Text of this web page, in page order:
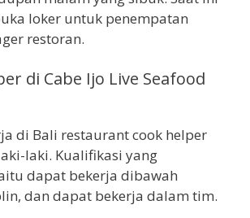
loker untuk penempatan
restoran.
di Cabe Ijo Live Seafood
di Bali restaurant cook helper
laki. Kualifikasi yang
dapat bekerja dibawah
dan dapat bekerja dalam tim.